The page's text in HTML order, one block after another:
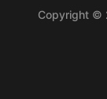
Copyright ©